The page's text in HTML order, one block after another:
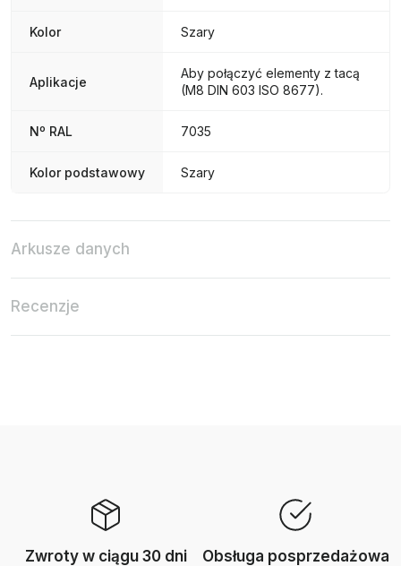
Kolor Szary
Aplikacje
Aby połączyć elementy z tacą
(M8 DIN 603 ISO 8677).
Nº RAL 7035
Kolor podstawowy Szary
Arkusze danych
Recenzje
Zwroty w ciągu 30 dni Obsługa posprzedażowa